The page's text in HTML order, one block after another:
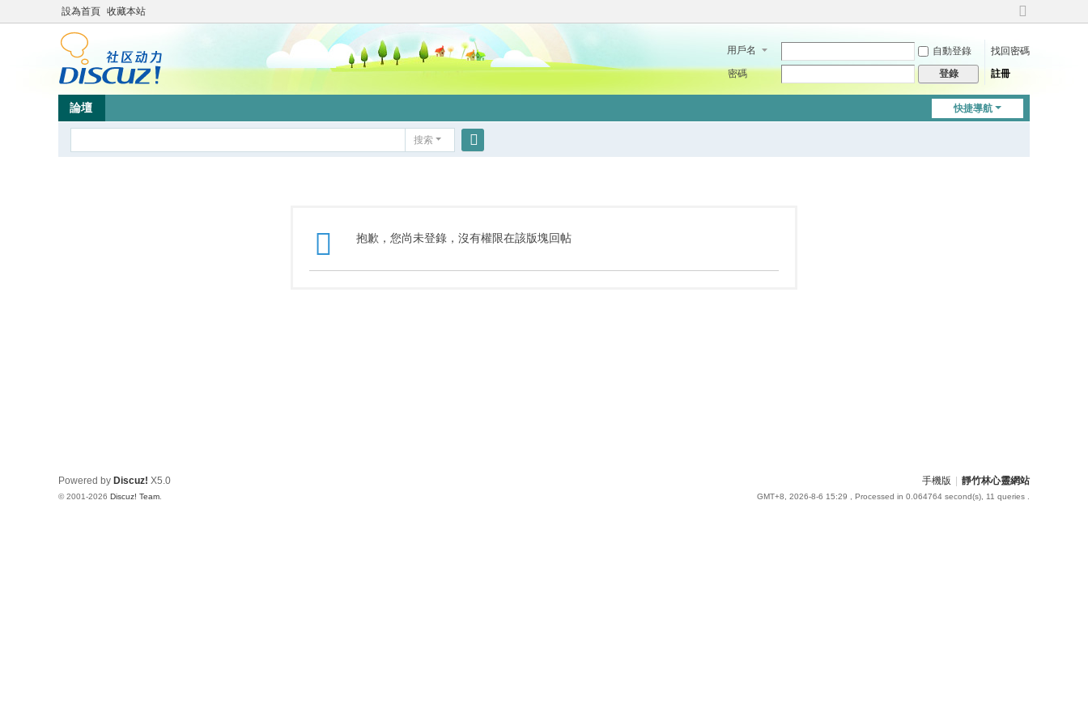
設為首頁 收藏本站
切
到
用戶名 自動登錄
找回密碼
密碼
登錄 註冊
快捷導航
論壇
搜索
抱歉，您尚未登錄，沒有權限在該版塊回帖
手機版 靜竹林心靈網站
GMT+8, 2026-8-6 15:29 , Processed in 0.064764 second(s), 11 queries .
Powered by Discuz! X5.0
© 2001-2026 Discuz! Team